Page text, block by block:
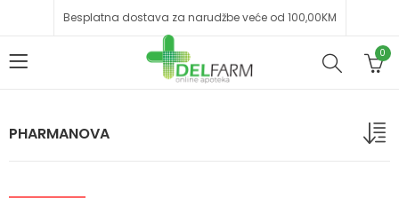
Besplatna dostava za narudžbe veće od 100,00KM
0
PHARMANOVA